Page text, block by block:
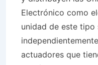
Electrónico como
unidad de este tipo
actuadores que